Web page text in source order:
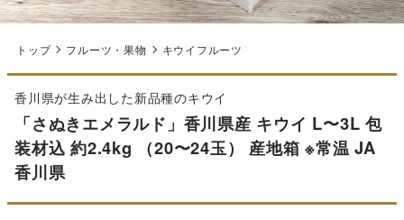
トップ フルーツ・果物 キウイフルーツ
香川県が生み出した新品種のキウイ
「さぬきエメラルド」香川県産 キウイ L〜3L 包
装材込 約2.4kg （20〜24玉） 産地箱 ※常温 JA
香川県